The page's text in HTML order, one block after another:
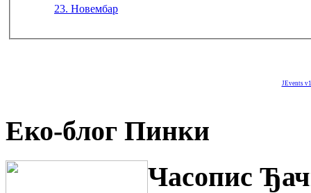
23. Новембар
JEvents
Еко-блог Пинки
Часопис